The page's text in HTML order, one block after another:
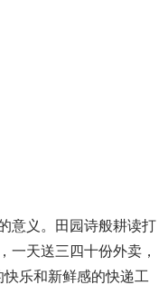
意义。田园诗般耕读打
一天送三四十份外卖，
乐和新鲜感的快递工